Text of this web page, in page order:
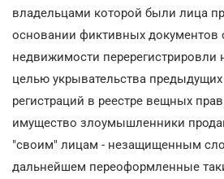
владельцами которой были лица
основании фиктивных документов
недвижимости перерегистрировли
целью укрывательства
регистраций в реестре вещных
имущество злоумышленники
"своим" лицам - незащищенным
дальнейшем переоформленные